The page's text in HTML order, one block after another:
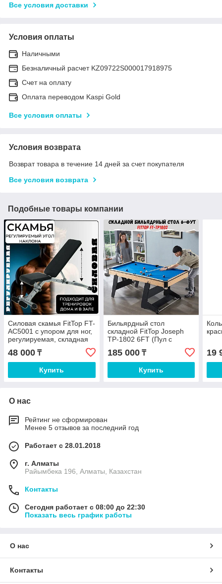
Все условия доставки
Условия оплаты
Наличными
Безналичный расчет KZ09722S000017918975
Счет на оплату
Оплата переводом Kaspi Gold
Все условия оплаты
Условия возврата
Возврат товара в течение 14 дней за счет покупателя
Все условия возврата
Подобные товары компании
Силовая скамья FitTop FT-
AC5001 с упором для ног,
регулируемая, складная
48 000 ₸
Купить
Бильярдный стол
складной FitTop Joseph
TP-1802 6FT (Пул с
комплектом)
185 000₸
Купить
19
О нас
Рейтинг не сформирован
Менее 5 отзывов за последний год
Работает с 28.01.2018
г. Алматы
Райымбека 196, Алматы, Казахстан
Контакты
Сегодня работает с 08:00 до 22:30
Показать весь график работы
О нас
Контакты